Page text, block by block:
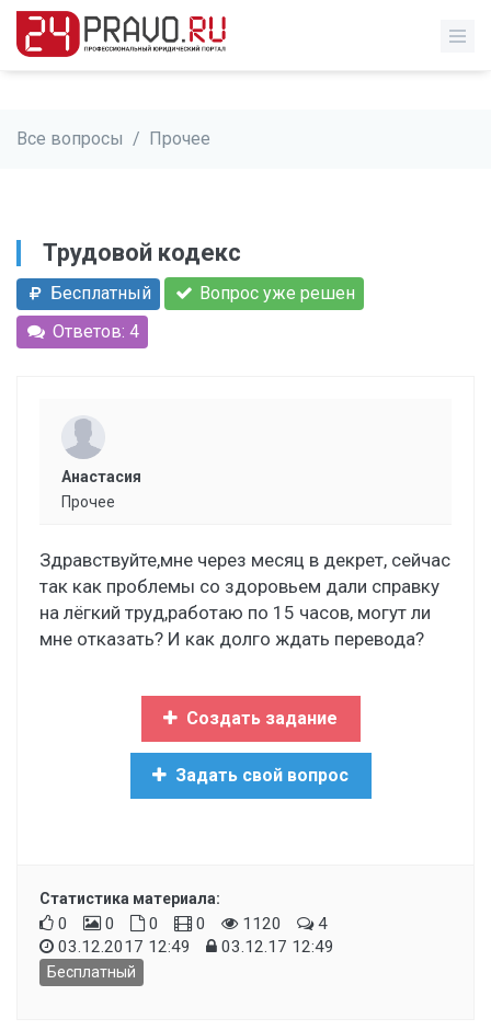
Все вопросы / Прочее
Трудовой кодекс
Бесплатный
Вопрос уже решен
Ответов: 4
Анастасия
Прочее
Здравствуйте,мне через месяц в декрет, сейчас
так как проблемы со здоровьем дали справку
на лёгкий труд,работаю по 15 часов, могут ли
мне отказать? И как долго ждать перевода?
Создать задание
Задать свой вопрос
Статистика материала:
0 0 0 0 1120
4
03.12.2017 12:49
03.12.17 12:49
Бесплатный